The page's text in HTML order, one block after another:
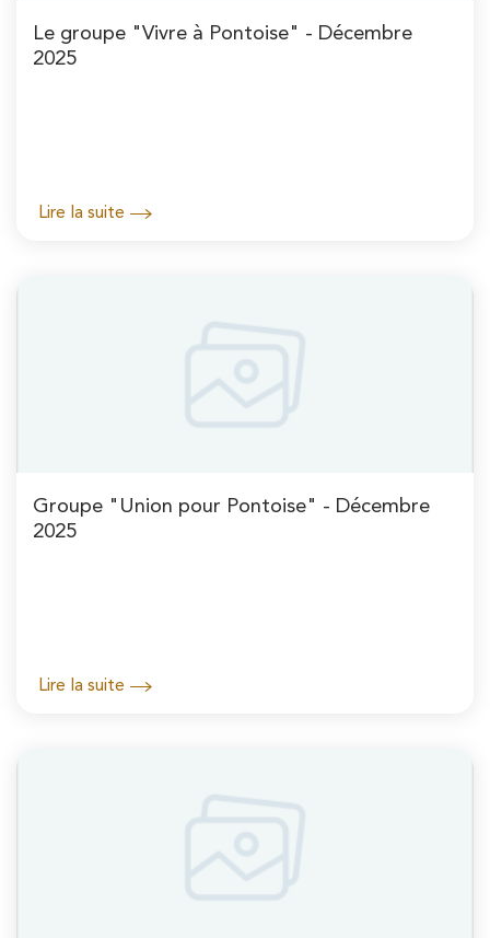
Le groupe "Vivre à Pontoise" - Décembre
2025
Lire la suite
Groupe "Union pour Pontoise" - Décembre
2025
Lire la suite